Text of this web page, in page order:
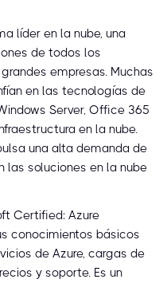
líder en la nube, una
de todos los
empresas. Muchas
en las tecnologías de
Server, Office 365
en la nube.
una alta demanda de
las soluciones en la nube
Certified: Azure
conocimientos básicos
de Azure, cargas de
y soporte. Es un